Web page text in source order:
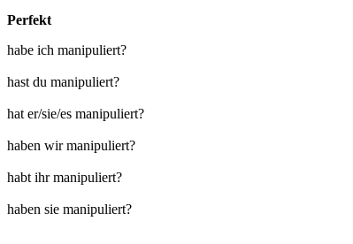
Perfekt
habe ich manipuliert?
hast du manipuliert?
hat er/sie/es manipuliert?
haben wir manipuliert?
habt ihr manipuliert?
haben sie manipuliert?